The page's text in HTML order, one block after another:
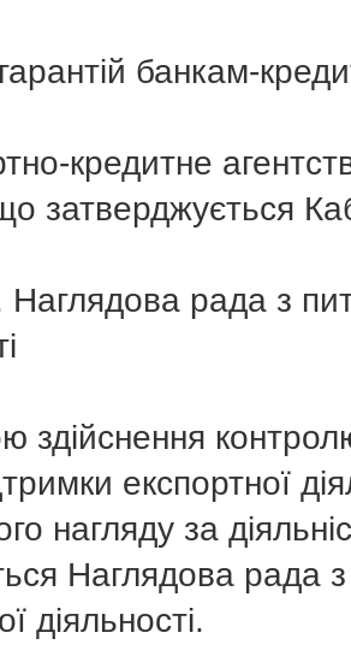
банкам-
кредитне
затверджується
Наглядова рада з
здійснення
експортної
нагляду за
Наглядова рада
діяльності.